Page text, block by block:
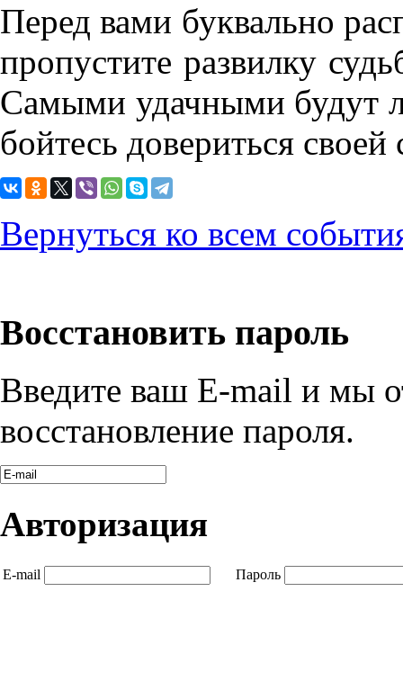
Перед вами буквально
пропустите развилку
Самыми удачными будут
бойтесь довериться своей
Вернуться ко всем
Восстановить пароль
Введите ваш E-mail и мы
восстановление пароля.
Авторизация
E-mail Пароль